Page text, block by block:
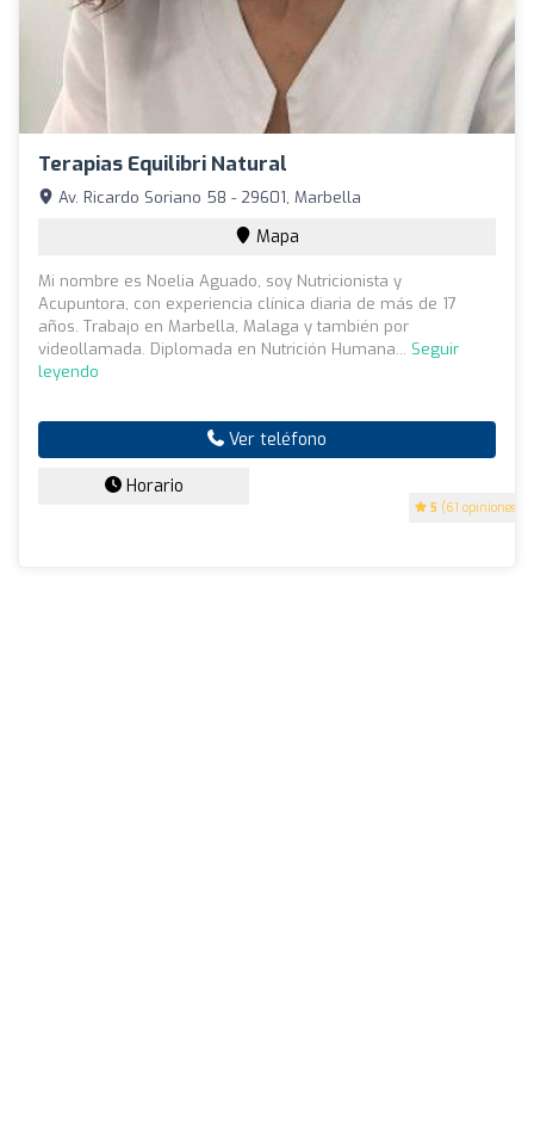
Terapias Equilibri Natural
5 (61 opiniones)
Av. Ricardo Soriano 58 - 29601, Marbella
Mapa
Mi nombre es Noelia Aguado, soy Nutricionista y
Acupuntora, con experiencia clínica diaria de más de 17
años. Trabajo en Marbella, Malaga y también por
videollamada. Diplomada en Nutrición Humana... Seguir
leyendo
Ver teléfono
Horario